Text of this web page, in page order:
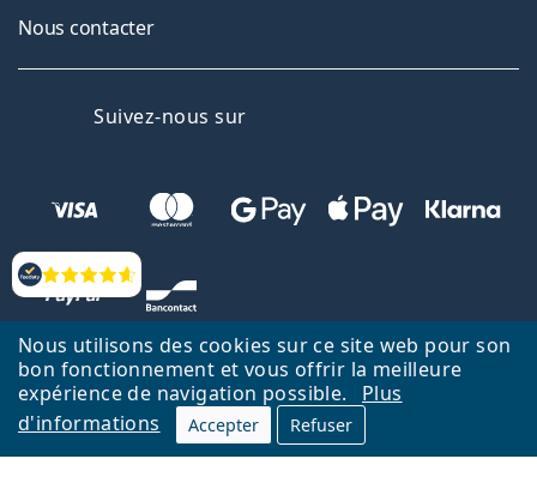
Nous utilisons des cookies sur ce site web pour son
bon fonctionnement et vous offrir la meilleure
expérience de navigation possible.
Plus
d'informations
Accepter Refuser
Évaluation
Nous contacter
Suivez-nous sur
Retour à la page d'accueil Haut
Nederlands